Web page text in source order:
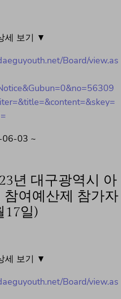
세 보기 ▼
Board/view.as
06-03 ~
년 대구광역시 아
참여예산제 참가자
17일)
세 보기 ▼
Board/view.as